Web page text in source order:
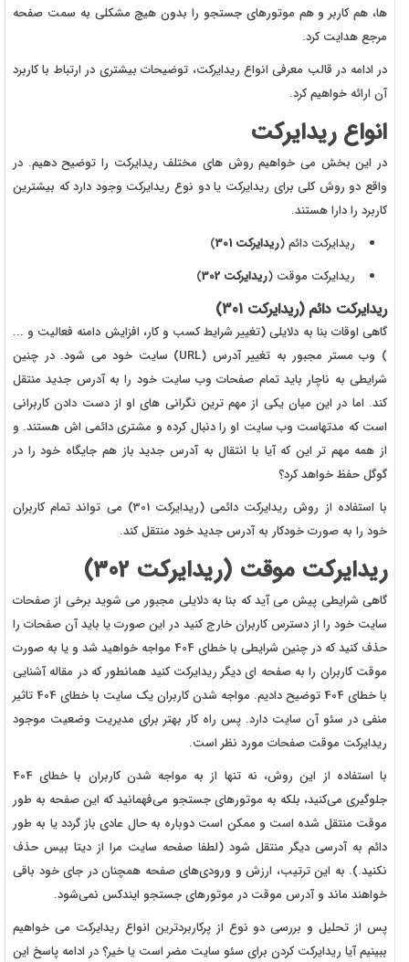
ها، هم کاربر و هم موتورهای جستجو را بدون هیچ مشکلی به سمت صفحه
مرجع هدایت کرد.
در ادامه در قالب معرفی انواع ریدایرکت، توضیحات بیشتری در ارتباط با کاربرد
آن ارائه خواهیم کرد.
انواع ریدایرکت
در این بخش می خواهیم روش های مختلف ریدایرکت را توضیح دهیم. در
واقع دو روش کلی برای ریدایرکت یا دو نوع ریدایرکت وجود دارد که بیشترین
کاربرد را دارا هستند.
ریدایرکت دائم (ریدایرکت 301
)
ریدایرکت موقت (ریدایرکت 302 )
ریدایرکت دائم (ریدایرکت 301)
گاهی اوقات بنا به دلایلی (تغییر شرایط کسب و کار، افزایش دامنه فعالیت و ...
) وب مستر مجبور به تغییر آدرس (URL) سایت خود می شود. در چنین
شرایطی به ناچار باید تمام صفحات وب سایت خود را به آدرس جدید منتقل
کند. اما در این میان یکی از مهم ترین نگرانی های او از دست دادن کاربرانی
است که مدتهاست وب سایت او را دنبال کرده و مشتری دائمی اش هستند. و
از همه مهم تر این که آیا با انتقال به آدرس جدید باز هم جایگاه خود را در
گوگل حفظ خواهد کرد؟
با استفاده از روش ریدایرکت دائمی (ریدایرکت 301) می تواند تمام کاربران
خود را به صورت خودکار به آدرس جدید خود منتقل کند.
ریدایرکت موقت (ریدایرکت 302)
گاهی شرایطی پیش می آید که بنا به دلایلی مجبور می شوید برخی از صفحات
سایت خود را از دسترس کاربران خارج کنید در این صورت یا باید آن صفحات را
حذف کنید که در چنین شرایطی با خطای 404 مواجه خواهید شد و یا به صورت
موقت کاربران را به صفحه ای دیگر ریدایرکت کنید همانطور که در مقاله آشنایی
با خطای 404 توضیح دادیم. مواجه شدن کاربران یک سایت با خطای 404 تاثیر
منفی در سئو آن سایت دارد. پس راه کار بهتر برای مدیریت وضعیت موجود
ریدایرکت موقت صفحات مورد نظر است.
با استفاده از این روش، نه تنها از به مواجه شدن کاربران با خطای 404
جلوگیری می‌کنید، بلکه به موتورهای جستجو می‌فهمانید که این صفحه به طور
موقت منتقل شده است و ممکن است دوباره به حال عادی باز گردد یا به طور
دائم به آدرسی دیگر منتقل شود (لطفا صفحه سایت مرا از دیتا بیس حذف
نکنید.). به این ترتیب، ارزش و ورودی‌های صفحه همچنان در جای خود باقی
خواهند ماند و آدرس موقت در موتورهای جستجو ایندکس نمی‌شود.
پس از تحلیل و بررسی دو نوع از پرکاربردترین انواع ریدایرکت می خواهیم
ببینیم آیا ریدایرکت کردن برای سئو سایت مضر است یا خیر؟ در ادامه پاسخ این